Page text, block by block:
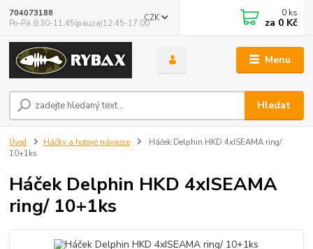
Menu
CZK
Hledat
704073188
Po-Pá 8:30-11:45(pauza)12:45-17:00
0 ks
za 0 Kč
Úvod Háčky a hotové návazce
Háček Delphin HKD 4xISEAMA ring/
10+1ks
Háček Delphin HKD 4xISEAMA
ring/ 10+1ks